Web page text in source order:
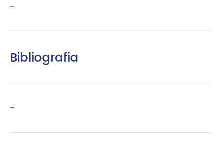
–
Bibliografia
–